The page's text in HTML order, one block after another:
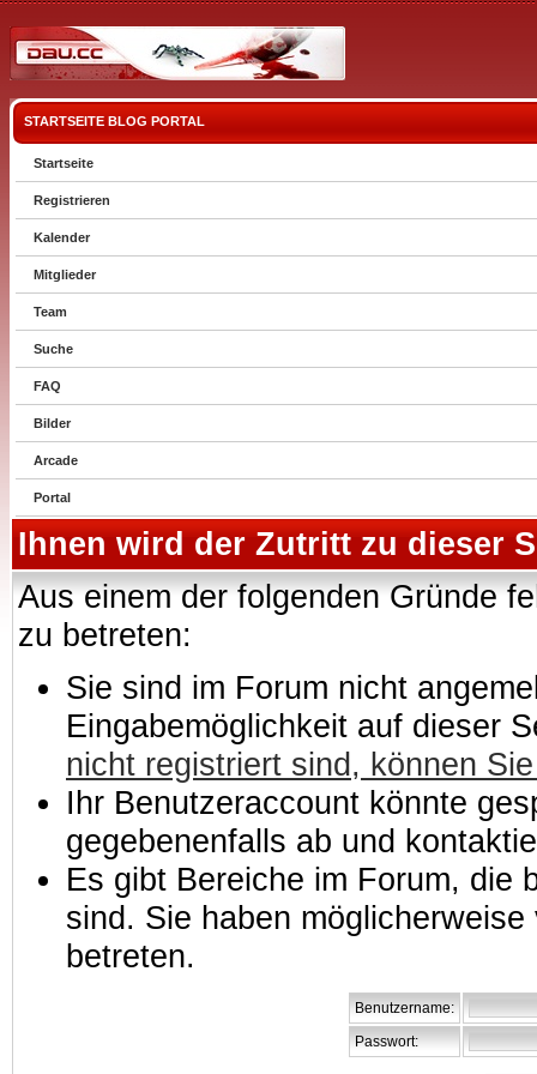
STARTSEITE BLOG PORTAL
Startseite
Registrieren
Kalender
Mitglieder
Team
Suche
FAQ
Bilder
Arcade
Portal
Ihnen wird der Zutritt zu dieser
Aus einem der folgenden Gründe
zu betreten:
Sie sind im Forum nicht
Eingabemöglichkeit auf dieser
nicht registriert sind, können
Ihr Benutzeraccount könnte
gegebenenfalls ab und
Es gibt Bereiche im Forum, die
sind. Sie haben
betreten.
Benutzername:
Passwort: